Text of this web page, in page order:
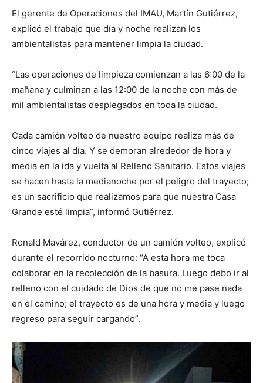
El gerente de Operaciones del IMAU, Martín Gutiérrez,
explicó el trabajo que día y noche realizan los
ambientalistas para mantener limpia la ciudad.
“Las operaciones de limpieza comienzan a las 6:00 de la
mañana y culminan a las 12:00 de la noche con más de
mil ambientalistas desplegados en toda la ciudad.
Cada camión volteo de nuestro equipo realiza más de
cinco viajes al día. Y se demoran alrededor de hora y
media en la ida y vuelta al Relleno Sanitario. Estos viajes
se hacen hasta la medianoche por el peligro del trayecto;
es un sacrificio que realizamos para que nuestra Casa
Grande esté limpia”, informó Gutiérrez.
Ronald Mavárez, conductor de un camión volteo, explicó
durante el recorrido nocturno: “A esta hora me toca
colaborar en la recolección de la basura. Luego debo ir al
relleno con el cuidado de Dios de que no me pase nada
en el camino; el trayecto es de una hora y media y luego
regreso para seguir cargando”.